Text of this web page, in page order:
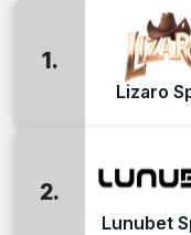
1.
Lizaro
2.
Lunubet